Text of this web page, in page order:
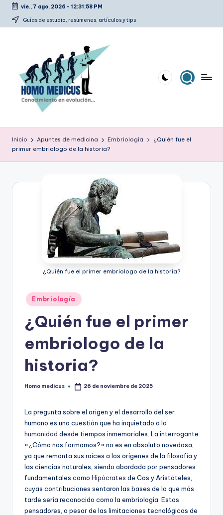
Saltar
vie., 7 ago. 2026 - 12:31:58 PM
Guías de estudio, resúmenes, artículos y tips
o
m
estudio,
Inicio Apuntes de medicina Embriología
¿Quién fue el
primer embriologo de la historia?
¿Quién fue el primer embriologo de la historia?
Publicado
en
Embriología
¿Quién fue el primer
embriologo de la
historia?
Publicado
Homo medicus 26 de noviembre de 2025
La pregunta sobre el origen y el desarrollo del ser
humano es una cuestión que ha inquietado a la
humanidad desde tiempos inmemoriales. La interrogante
«¿Cómo nos formamos?» no es en absoluto novedosa,
ya que remonta sus raíces a los orígenes de la filosofía y
las ciencias naturales, siendo abordada por pensadores
fundamentales como Hipócrates de Cos y Aristóteles,
cuyas contribuciones sentaron las bases de lo que más
tarde sería reconocido como la embriología. Estos
pensadores, a pesar de las limitaciones tecnológicas de